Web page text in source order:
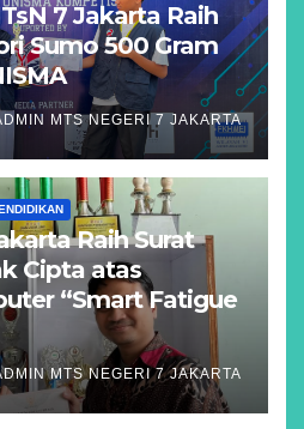
7 Jakarta Raih
Sumo 500 Gram
MTS NEGERI 7 JAKARTA
Raih Surat
Cipta atas
“Smart Fatigue
MTS NEGERI 7 JAKARTA